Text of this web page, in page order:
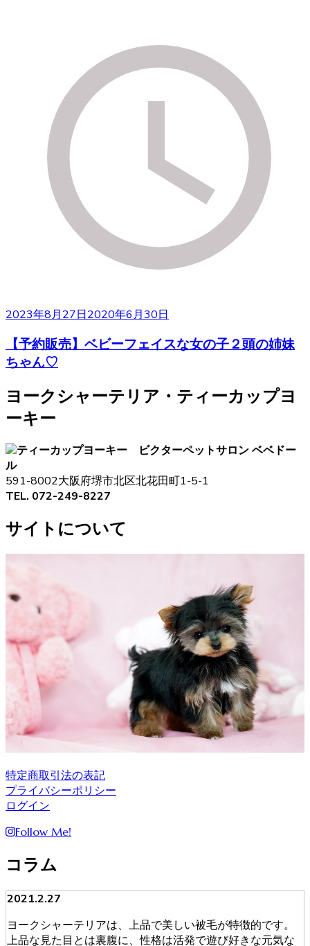
2023年8月27日2020年6月30日
【予約販売】ベビーフェイスな女の子２頭の姉妹
ちゃん♡
ヨークシャーテリア・ティーカップヨ
ーキー
ペットサロン ベベドー
ル
591-8002大阪府堺市北区北花田町1-5-1
TEL. 072-249-8227
サイトについて
特定商取引法の表記
プライバシーポリシー
ログイン
Follow Me!
コラム
2021.2.27
ヨークシャーテリアは、上品で美しい被毛が特徴的です。
上品な見た目とは裏腹に、性格は活発で遊び好きな元気な